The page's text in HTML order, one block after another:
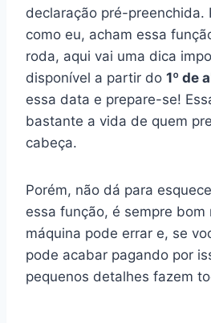
declaração pré-preenchida.
como eu, acham essa
roda, aqui vai uma dica
disponível a partir do 1º de
essa data e prepare-se!
bastante a vida de quem
cabeça.
Porém, não dá para
essa função, é sempre bom
máquina pode errar e, se
pode acabar pagando por
pequenos detalhes fazem